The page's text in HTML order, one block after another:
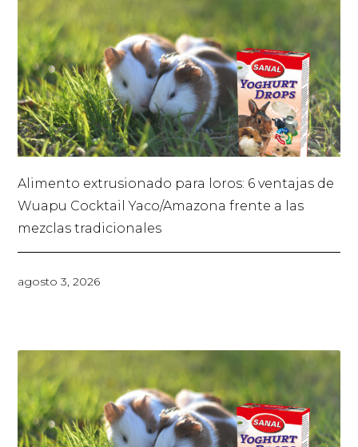
Alimento extrusionado para loros: 6 ventajas de
Wuapu Cocktail Yaco/Amazona frente a las
mezclas tradicionales
agosto 3, 2026